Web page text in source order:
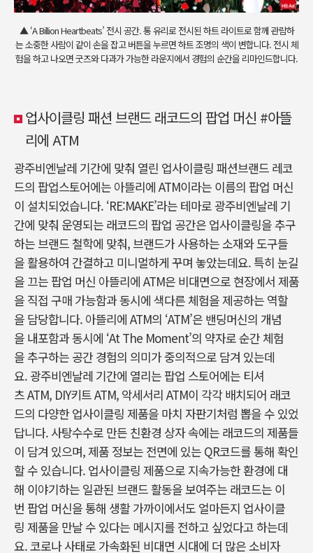
▲ ‘A Billion Heartbeats’ 전시 공간. 통 유리로 전시된 하트 라이트로 함께 관람하
는 소중한 사람이 같이 손을 잡고 버튼을 누르면 하트 조명의 색이 변합니다. 전시 체
험을 하고 나오면 굿즈와 다과가 가능한 라운지에서 경험의 순간을 리마인드합니다.
업사이클링 패션 브랜드 래코드의 팝업 머신 #아뜰
리에 ATM
광주비엔날레 기간에 맞춰 열린 업사이클링 패션브랜드 레코
드의 팝업스토어에는 아뜰리에 ATM이라는 이름의 팝업 머신
이 설치되었습니다. ‘RE:MAKE’라는 테마로 광주비엔날레 기
간에 맞춰 운영되는 래코드의 팝업 공간은 업사이클링을 추구
하는 브랜드 철학에 맞춰, 브랜드가 사용하는 소재와 도구들
을 활용하여 간결하고 미니멀하게 꾸며 놓았는데요. 특히 눈길
을 끄는 팝업 머신 아뜰리에 ATM은 비대면으로 현장에서 제품
을 직접 구매 가능함과 동시에 색다른 체험을 제공하는 역할
을 담당합니다. 아뜰리에 ATM의 ‘ATM’은 밴딩머신의 개념
을 내포함과 동시에 ‘At The Moment’의 약자로 순간 체험
을 추구하는 공간 경험의 의미가 중의적으로 담겨 있는데
요. 광주비엔날레 기간에 열리는 팝업 스토어에는 티셔
츠 ATM, DIY키트 ATM, 악세서리 ATM이 각각 배치되어 래코
드의 다양한 업사이클링 제품을 마치 자판기처럼 뽑을 수 있었
답니다. 사탕수수로 만든 친환경 상자 속에는 래코드의 제품들
이 담겨 있으며, 제품 정보는 전면에 있는 QR코드를 통해 확인
할 수 있습니다. 업사이클링 제품으로 지속가능한 환경에 대
해 이야기하는 일관된 브랜드 활동을 보여주는 래코드는 이
번 팝업 머신을 통해 생활 가까이에서도 얼마든지 업사이클
링 제품을 만날 수 있다는 메시지를 전하고 싶었다고 하는데
요. 코로나 사태로 가속화된 비대면 시대에 더 많은 소비자